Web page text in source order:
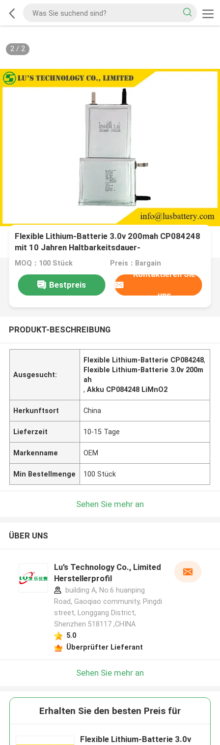
2/ 2
Flexible Lithium-Batterie 3.0v 200mah CP084248
mit 10 Jahren Haltbarkeitsdauer-
MOQ：100 Stück Preis：Bargain
Bestpreis
Kontaktieren Sie
uns
PRODUKT-BESCHREIBUNG
Ausgesucht:
Flexible Lithium-Batterie CP084248,
Flexible Lithium-Batterie 3.0v 200m
ah
,Akku CP084248 LiMnO2
Herkunftsort China
Lieferzeit 10-15 Tage
Markenname OEM
Min Bestellmenge 100 Stück
Sehen Sie mehr an
ÜBER UNS
Lu’s Technology Co., Limited
Herstellerprofil
building A, No.6 huanping
Road, Gaoqiao community, Pingdi
street, Longgang District,
Shenzhen 518117 ,CHINA
5.0
Überprüfter Lieferant
Sehen Sie mehr an
Erhalten Sie den besten Preis für
Flexible Lithium-Batterie 3.0v